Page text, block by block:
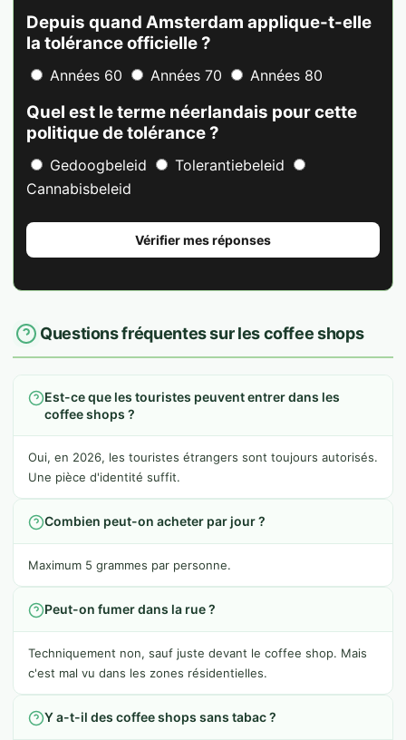
Depuis quand Amsterdam applique-t-elle
la tolérance officielle ?
Années 60 Années 70 Années 80
Quel est le terme néerlandais pour cette
politique de tolérance ?
Gedoogbeleid
Tolerantiebeleid
Cannabisbeleid
Vérifier mes réponses
Questions fréquentes sur les coffee shops
Est-ce que les touristes peuvent entrer dans les
coffee shops ?
Oui, en 2026, les touristes étrangers sont toujours autorisés.
Une pièce d'identité suffit.
Combien peut-on acheter par jour ?
Maximum 5 grammes par personne.
Peut-on fumer dans la rue ?
Techniquement non, sauf juste devant le coffee shop. Mais
c'est mal vu dans les zones résidentielles.
Y a-t-il des coffee shops sans tabac ?